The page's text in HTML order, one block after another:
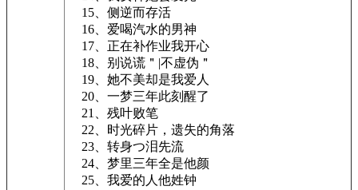
15、侧逆而存活
16、爱喝汽水的男神
17、正在补作业我开心
18、别说谎＂|不虚伪＂
19、她不美却是我爱人
20、一梦三年此刻醒了
21、残叶败笔
22、时光碎片，遗失的角落
23、转身つ泪先流
24、梦里三年全是他颜
25、我爱的人他姓钟